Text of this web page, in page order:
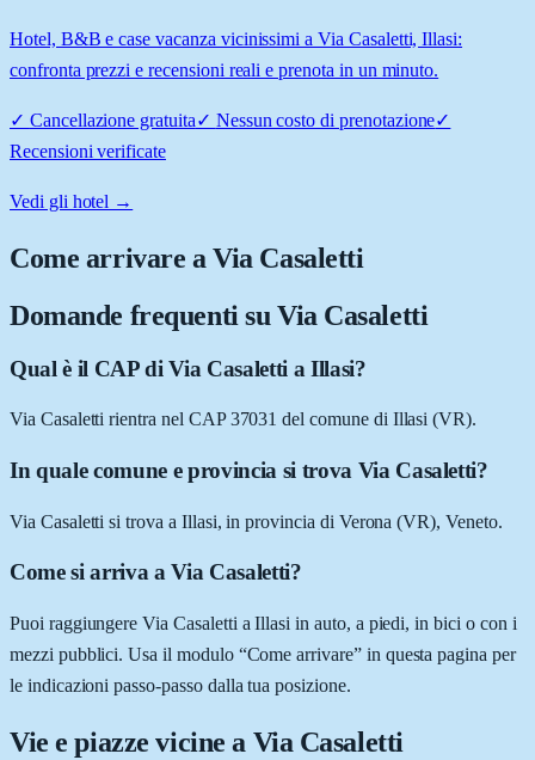
Hotel, B&B e case vacanza vicinissimi a Via Casaletti, Illasi:
confronta prezzi e recensioni reali e prenota in un minuto.
✓ Cancellazione gratuita✓ Nessun costo di prenotazione✓
Recensioni verificate
Vedi gli hotel →
Come arrivare aVia Casaletti
Domande frequenti su Via Casaletti
Qual è il CAP di Via Casaletti a Illasi?
Via Casaletti rientra nel CAP 37031 del comune di Illasi (VR).
In quale comune e provincia si trova Via Casaletti?
Via Casaletti si trova a Illasi, in provincia di Verona (VR), Veneto.
Come si arriva a Via Casaletti?
Puoi raggiungere Via Casaletti a Illasi in auto, a piedi, in bici o con i
mezzi pubblici. Usa il modulo “Come arrivare” in questa pagina per
le indicazioni passo-passo dalla tua posizione.
Vie e piazze vicine a Via Casaletti